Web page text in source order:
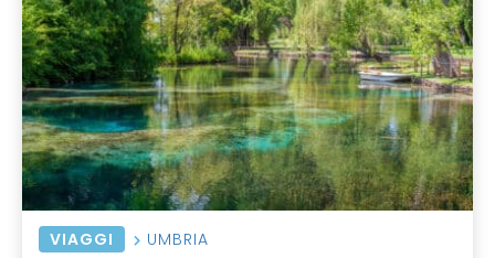
VIAGGI UMBRIA